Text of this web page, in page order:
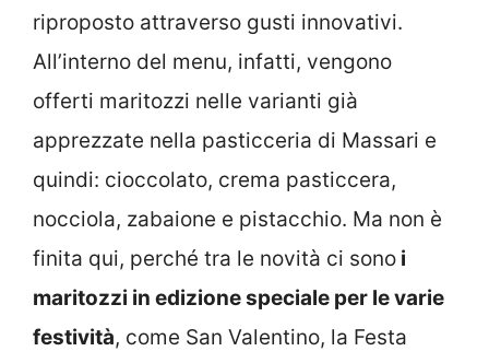
riproposto attraverso gusti innovativi.
All’interno del menu, infatti, vengono
offerti maritozzi nelle varianti già
apprezzate nella pasticceria di Massari e
quindi: cioccolato, crema pasticcera,
nocciola, zabaione e pistacchio. Ma non è
finita qui, perché tra le novità ci sono i
maritozzi in edizione speciale per le varie
festività, come San Valentino, la Festa